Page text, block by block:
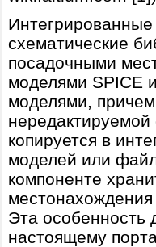
схематические
посадочными
моделями SPICE
моделями,
копируется в
моделей или
компоненте
Эта особенность
настоящему